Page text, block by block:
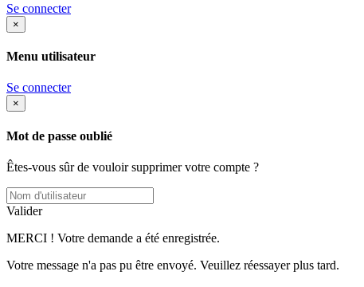
Se connecter
×
Menu utilisateur
Se connecter
×
Mot de passe oublié
Êtes-vous sûr de vouloir supprimer votre compte ?
Valider
MERCI ! Votre demande a été enregistrée.
Votre message n'a pas pu être envoyé. Veuillez réessayer plus tard.